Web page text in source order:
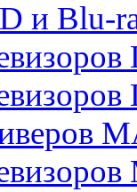
и Blu-